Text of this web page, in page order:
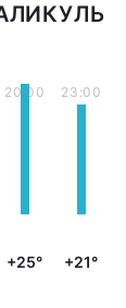
20:00
+25°
23:00
+21°